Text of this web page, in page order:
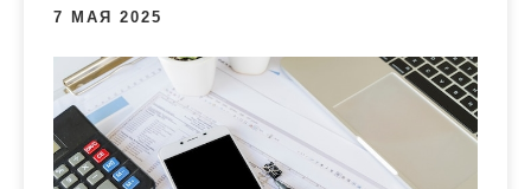
7 МАЯ 2025